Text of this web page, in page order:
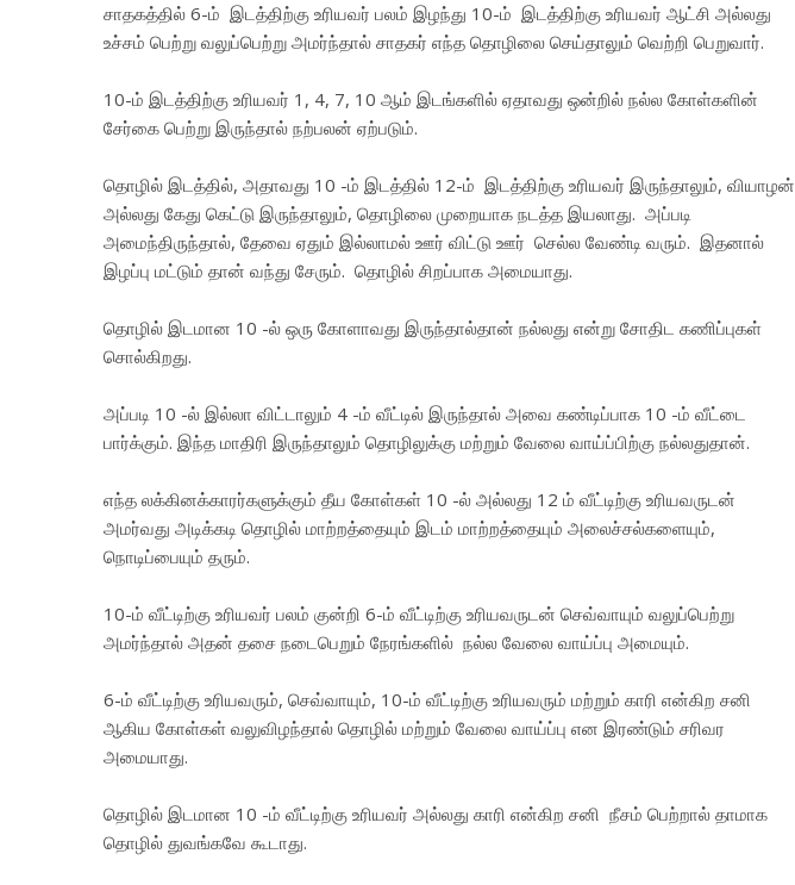
சாதகத்தில் 6-ம் இடத்திற்கு உரியவர் பலம் இழந்து 10-ம் இடத்திற்கு உரியவர் ஆட்சி அல்லது
உச்சம் பெற்று வலுப்பெற்று அமர்ந்தால் சாதகர் எந்த தொழிலை செய்தாலும் வெற்றி பெறுவார்.
10-ம் இடத்திற்கு உரியவர் 1, 4, 7, 10 ஆம் இடங்களில் ஏதாவது ஒன்றில் நல்ல கோள்களின்
சேர்கை பெற்று இருந்தால் நற்பலன் ஏற்படும்.
தொழில் இடத்தில், அதாவது 10 -ம் இடத்தில் 12-ம் இடத்திற்கு உரியவர் இருந்தாலும், வியாழன்
அல்லது கேது கெட்டு இருந்தாலும், தொழிலை முறையாக நடத்த இயலாது. அப்படி
அமைந்திருந்தால், தேவை ஏதும் இல்லாமல் ஊர் விட்டு ஊர் செல்ல வேண்டி வரும். இதனால்
இழப்பு மட்டும் தான் வந்து சேரும். தொழில் சிறப்பாக அமையாது.
தொழில் இடமான 10 -ல் ஒரு கோளாவது இருந்தால்தான் நல்லது என்று சோதிட கணிப்புகள்
சொல்கிறது.
அப்படி 10 -ல் இல்லா விட்டாலும் 4 -ம் வீட்டில் இருந்தால் அவை கண்டிப்பாக 10 -ம் வீட்டை
பார்க்கும். இந்த மாதிரி இருந்தாலும் தொழிலுக்கு மற்றும் வேலை வாய்ப்பிற்கு நல்லதுதான்.
எந்த லக்கினக்காரர்களுக்கும் தீய கோள்கள் 10 -ல் அல்லது 12 ம் வீட்டிற்கு உரியவருடன்
அமர்வது அடிக்கடி தொழில் மாற்றத்தையும் இடம் மாற்றத்தையும் அலைச்சல்களையும்,
நொடிப்பையும் தரும்.
10-ம் வீட்டிற்கு உரியவர் பலம் குன்றி 6-ம் வீட்டிற்கு உரியவருடன் செவ்வாயும் வலுப்பெற்று
அமர்ந்தால் அதன் தசை நடைபெறும் நேரங்களில் நல்ல வேலை வாய்ப்பு அமையும்.
6-ம் வீட்டிற்கு உரியவரும், செவ்வாயும், 10-ம் வீட்டிற்கு உரியவரும் மற்றும் காரி என்கிற சனி
ஆகிய கோள்கள் வலுவிழந்தால் தொழில் மற்றும் வேலை வாய்ப்பு என இரண்டும் சரிவர
அமையாது.
தொழில் இடமான 10 -ம் வீட்டிற்கு உரியவர் அல்லது காரி என்கிற சனி நீசம் பெற்றால் தாமாக
தொழில் துவங்கவே கூடாது.